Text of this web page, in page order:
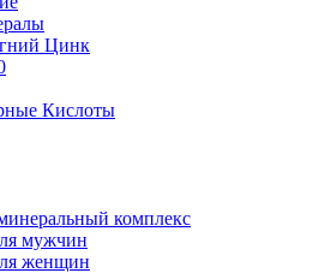
Цинк
Кислоты
комплекс
мужчин
женщин